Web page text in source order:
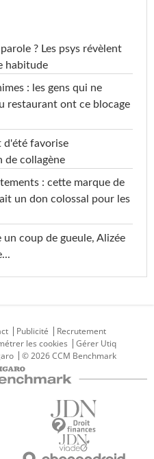
? Les psys révèlent
habitude
: les gens qui ne
restaurant ont ce blocage
favorise
de collagène
: cette marque de
un don colossal pour les
un coup de gueule, Alizée
Publicité
Recrutement
les cookies
Gérer Utiq
© 2026 CCM Benchmark